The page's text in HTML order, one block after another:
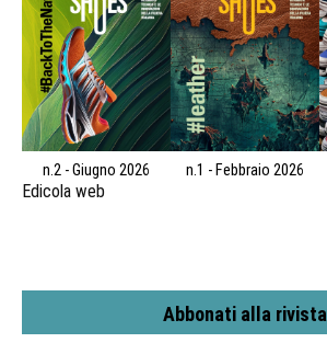
n.2 - Giugno 2026 n.1 - Febbraio 2026
Edicola web
Abbonati alla rivista